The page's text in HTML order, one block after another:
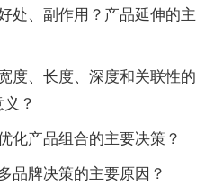
、副作用？产品延伸的主
、长度、深度和关联性的
？
产品组合的主要决策？
牌决策的主要原因？